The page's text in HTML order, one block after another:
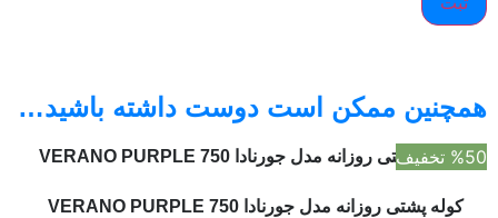
ممکن است دوست داشته باشید…
تخفیف
کوله پشتی روزانه مدل جورنادا VERANO PURPLE 750